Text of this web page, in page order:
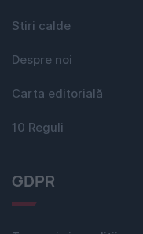
Stiri calde
Despre noi
Carta editorială
10 Reguli
GDPR